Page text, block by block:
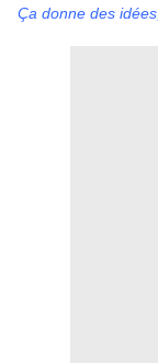
Ça donne des